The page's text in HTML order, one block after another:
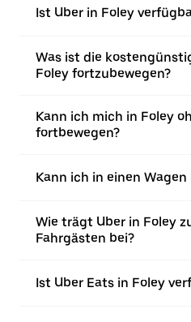
Ist Uber in Foley
Was ist die
Foley fortzubewegen?
Kann ich mich in Foley
fortbewegen?
Kann ich in einen
Wie trägt Uber in Foley
Fahrgästen bei?
Ist Uber Eats in Foley